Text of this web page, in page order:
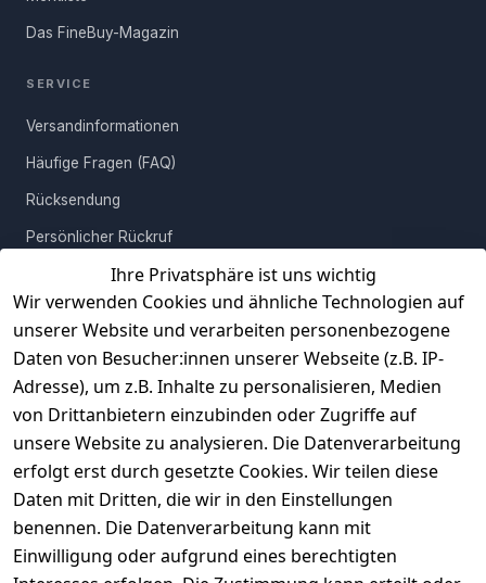
ästhetisch ansprechend ist – der perfekte Wohnzimmertisch
Ihre Privatsphäre ist uns wichtig
Wir verwenden Cookies und ähnliche Technologien auf
unserer Website und verarbeiten personenbezogene
Daten von Besucher:innen unserer Webseite (z.B. IP-
Adresse), um z.B. Inhalte zu personalisieren, Medien
von Drittanbietern einzubinden oder Zugriffe auf
unsere Website zu analysieren. Die Datenverarbeitung
erfolgt erst durch gesetzte Cookies. Wir teilen diese
Daten mit Dritten, die wir in den Einstellungen
benennen. Die Datenverarbeitung kann mit
Einwilligung oder aufgrund eines berechtigten
Das FineBuy-Magazin
SERVICE
Versandinformationen
Häufige Fragen (FAQ)
Rücksendung
Persönlicher Rückruf
Erfahrungen
Vertrag widerrufen
INFORMATIONEN
Widerrufsrecht
Datenschutz
Unser Unternehmen